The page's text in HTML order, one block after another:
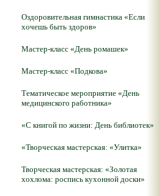
Оздоровительная гимнастика «Если
хочешь быть здоров»
Мастер-класс «День ромашек»
Мастер-класс «Подкова»
Тематическое мероприятие «День
медицинского работника»
«С книгой по жизни: День библиотек»
«Творческая мастерская: «Улитка»
Творческая мастерская: «Золотая
хохлома: роспись кухонной доски»